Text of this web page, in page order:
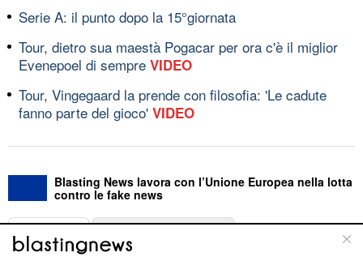
Serie A: il punto dopo la 15°giornata
Tour, dietro sua maestà Pogacar per ora c'è il miglior
Evenepoel di sempre VIDEO
Tour, Vingegaard la prende con filosofia: 'Le cadute
fanno parte del gioco' VIDEO
Blasting News lavora con l’Unione Europea nella lotta
contro le fake news
ABOUT